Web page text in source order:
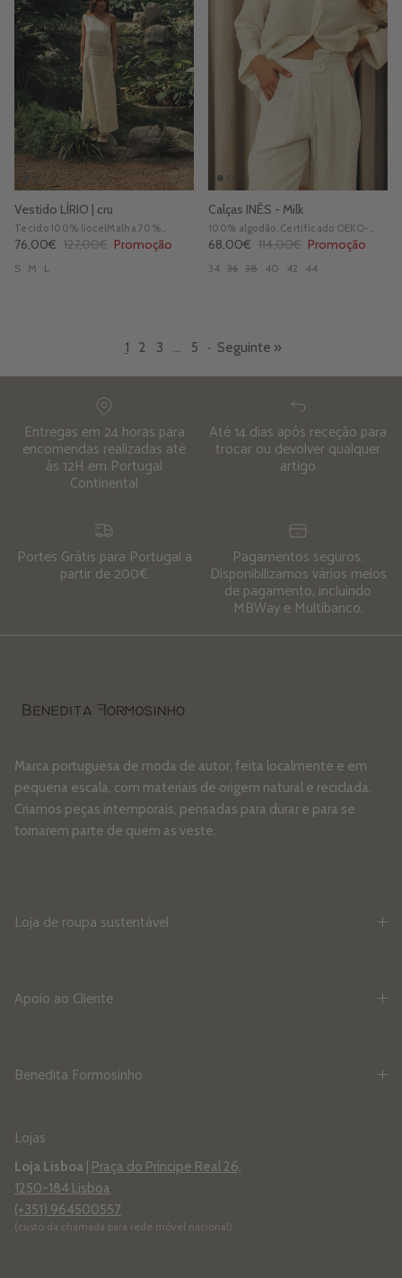
Vestido LÍRIO | cru
Tecido 100% liocelMalha 70%
desperdício têxtil reciclado 30%
liocel reciclado.
Certificação GRS
Preço de venda
76,00€ Preço normal
127,00€ Promoção
S M L
Calças INÊS - Milk
100% algodão. Certificado OEKO-
TEX standard 100
Preço de venda
68,00€ Preço normal
114,00€ Promoção
34 36 38 40 42 44
1 2 3 … 5 · Seguinte »
Entregas em 24 horas para
encomendas realizadas até
às 12H em Portugal
Continental
Até 14 dias após receção para
trocar ou devolver qualquer
artigo
Portes Grátis para Portugal a
partir de 200€
Pagamentos seguros.
Disponibilizamos vários meios
de pagamento, incluindo
MBWay e Multibanco.
Marca portuguesa de moda de autor, feita localmente e em
pequena escala, com materiais de origem natural e reciclada.
Criamos peças intemporais, pensadas para durar e para se
tornarem parte de quem as veste.
Loja de roupa sustentável
Apoio ao Cliente
Benedita Formosinho
Lojas
Loja Lisboa Praça do Príncipe Real 26,
1250-184 Lisboa
(+351) 964500557
(custo da chamada para rede móvel nacional)